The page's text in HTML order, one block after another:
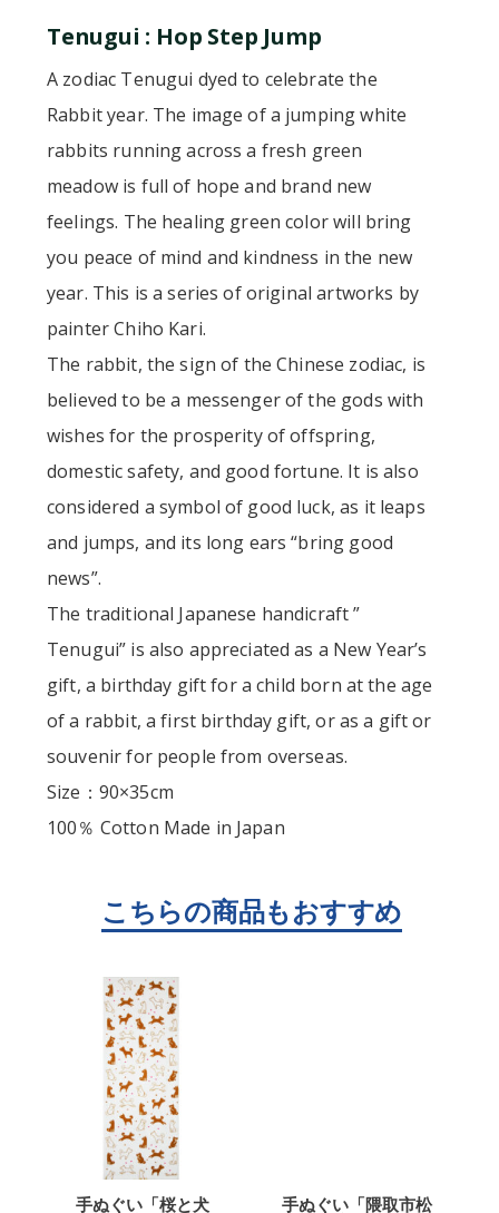
Tenugui : Hop Step Jump
A zodiac Tenugui dyed to celebrate the
Rabbit year. The image of a jumping white
rabbits running across a fresh green
meadow is full of hope and brand new
feelings. The healing green color will bring
you peace of mind and kindness in the new
year. This is a series of original artworks by
painter Chiho Kari.
The rabbit, the sign of the Chinese zodiac, is
believed to be a messenger of the gods with
wishes for the prosperity of offspring,
domestic safety, and good fortune. It is also
considered a symbol of good luck, as it leaps
and jumps, and its long ears “bring good
news”.
The traditional Japanese handicraft ”
Tenugui” is also appreciated as a New Year’s
gift, a birthday gift for a child born at the age
of a rabbit, a first birthday gift, or as a gift or
souvenir for people from overseas.
Size：90×35cm
100％ Cotton Made in Japan
手ぬぐい「桜と犬 手ぬぐい「隈取市松